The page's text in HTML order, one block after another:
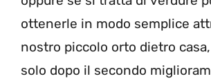
ottenerle in modo semplice
nostro piccolo orto dietro
solo dopo il secondo